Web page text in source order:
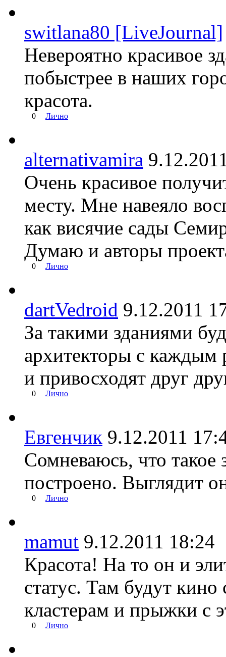
switlana80 [LiveJournal]
Невероятно красивое
побыстрее в наших
красота.
0 Лично
alternativamira
Очень красивое
месту. Мне навеяло
как висячие сады
Думаю и авторы
0 Лично
dartVedroid 9.12.2011
За такими зданиями
архитекторы с каждым
и привосходят друг
0 Лично
Евгенчик 9.12.2011
Сомневаюсь, что такое
построено. Выглядит
0 Лично
mamut 9.12.2011
Красота! На то он и
статус. Там будут
кластерам и прыжки с
0 Лично